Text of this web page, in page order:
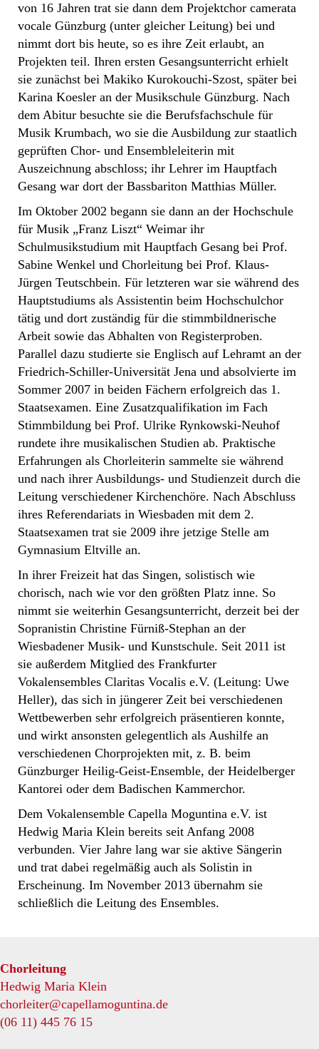
von 16 Jahren trat sie dann dem Projektchor camerata
vocale Günzburg (unter gleicher Leitung) bei und
nimmt dort bis heute, so es ihre Zeit erlaubt, an
Projekten teil. Ihren ersten Gesangsunterricht erhielt
sie zunächst bei Makiko Kurokouchi-Szost, später bei
Karina Koesler an der Musikschule Günzburg. Nach
dem Abitur besuchte sie die Berufsfachschule für
Musik Krumbach, wo sie die Ausbildung zur staatlich
geprüften Chor- und Ensembleleiterin mit
Auszeichnung abschloss; ihr Lehrer im Hauptfach
Gesang war dort der Bassbariton Matthias Müller.
Im Oktober 2002 begann sie dann an der Hochschule
für Musik „Franz Liszt“ Weimar ihr
Schulmusikstudium mit Hauptfach Gesang bei Prof.
Sabine Wenkel und Chorleitung bei Prof. Klaus-
Jürgen Teutschbein. Für letzteren war sie während des
Hauptstudiums als Assistentin beim Hochschulchor
tätig und dort zuständig für die stimmbildnerische
Arbeit sowie das Abhalten von Registerproben.
Parallel dazu studierte sie Englisch auf Lehramt an der
Friedrich-Schiller-Universität Jena und absolvierte im
Sommer 2007 in beiden Fächern erfolgreich das 1.
Staatsexamen. Eine Zusatzqualifikation im Fach
Stimmbildung bei Prof. Ulrike Rynkowski-Neuhof
rundete ihre musikalischen Studien ab. Praktische
Erfahrungen als Chorleiterin sammelte sie während
und nach ihrer Ausbildungs- und Studienzeit durch die
Leitung verschiedener Kirchenchöre. Nach Abschluss
ihres Referendariats in Wiesbaden mit dem 2.
Staatsexamen trat sie 2009 ihre jetzige Stelle am
Gymnasium Eltville an.
In ihrer Freizeit hat das Singen, solistisch wie
chorisch, nach wie vor den größten Platz inne. So
nimmt sie weiterhin Gesangsunterricht, derzeit bei der
Sopranistin Christine Fürniß-Stephan an der
Wiesbadener Musik- und Kunstschule. Seit 2011 ist
sie außerdem Mitglied des Frankfurter
Vokalensembles Claritas Vocalis e.V. (Leitung: Uwe
Heller), das sich in jüngerer Zeit bei verschiedenen
Wettbewerben sehr erfolgreich präsentieren konnte,
und wirkt ansonsten gelegentlich als Aushilfe an
verschiedenen Chorprojekten mit, z. B. beim
Günzburger Heilig-Geist-Ensemble, der Heidelberger
Kantorei oder dem Badischen Kammerchor.
Dem Vokalensemble Capella Moguntina e.V. ist
Hedwig Maria Klein bereits seit Anfang 2008
verbunden. Vier Jahre lang war sie aktive Sängerin
und trat dabei regelmäßig auch als Solistin in
Erscheinung. Im November 2013 übernahm sie
schließlich die Leitung des Ensembles.
Chorleitung
Hedwig Maria Klein
chorleiter@capellamoguntina.de
(06 11) 445 76 15